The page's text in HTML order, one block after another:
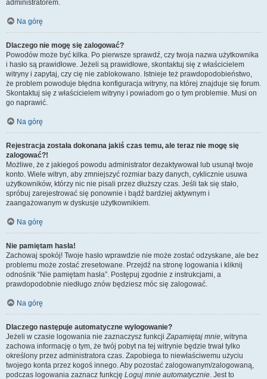
administratorem.
Na górę
Dlaczego nie mogę się zalogować?
Powodów może być kilka. Po pierwsze sprawdź, czy twoja nazwa użytkownika
i hasło są prawidłowe. Jeżeli są prawidłowe, skontaktuj się z właścicielem
witryny i zapytaj, czy cię nie zablokowano. Istnieje też prawdopodobieństwo,
że problem powoduje błędna konfiguracja witryny, na której znajduje się forum.
Skontaktuj się z właścicielem witryny i powiadom go o tym problemie. Musi on
go naprawić.
Na górę
Rejestracja została dokonana jakiś czas temu, ale teraz nie mogę się
zalogować?!
Możliwe, że z jakiegoś powodu administrator dezaktywował lub usunął twoje
konto. Wiele witryn, aby zmniejszyć rozmiar bazy danych, cyklicznie usuwa
użytkowników, którzy nic nie pisali przez dłuższy czas. Jeśli tak się stało,
spróbuj zarejestrować się ponownie i bądź bardziej aktywnym i
zaangażowanym w dyskusje użytkownikiem.
Na górę
Nie pamiętam hasła!
Zachowaj spokój! Twoje hasło wprawdzie nie może zostać odzyskane, ale bez
problemu może zostać zresetowane. Przejdź na stronę logowania i kliknij
odnośnik “Nie pamiętam hasła”. Postępuj zgodnie z instrukcjami, a
prawdopodobnie niedługo znów będziesz móc się zalogować.
Na górę
Dlaczego następuje automatyczne wylogowanie?
Jeżeli w czasie logowania nie zaznaczysz funkcjiZapamiętaj mnie, witryna
zachowa informację o tym, że twój pobyt na tej witrynie będzie trwał tylko
określony przez administratora czas. Zapobiega to niewłaściwemu użyciu
twojego konta przez kogoś innego. Aby pozostać zalogowanym/zalogowaną,
podczas logowania zaznacz funkcję Loguj mnie automatycznie. Jest to